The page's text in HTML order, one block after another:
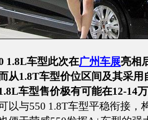
1.8L车型此次在广州车展亮相
从1.8T车型价位区间及其采用
车型售价极有可能在12-14
以与550 1.8T车型平稳衔接，